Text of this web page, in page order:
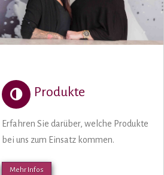
Produkte
Erfahren Sie darüber, welche Produkte
bei uns zum Einsatz kommen.
Mehr Infos